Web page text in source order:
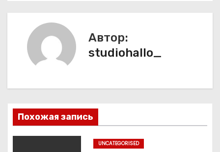
а
п
о
з
Автор:
studiohallo_
Похожая запись
UNCATEGORISED